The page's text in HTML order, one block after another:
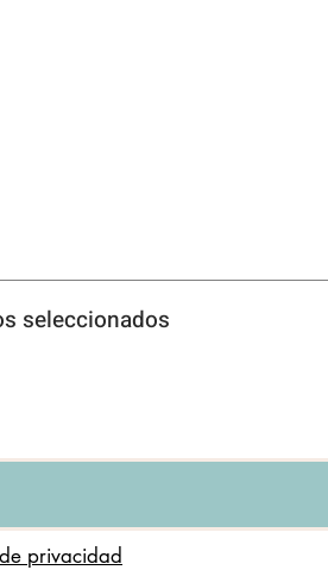
seleccionados
privacidad